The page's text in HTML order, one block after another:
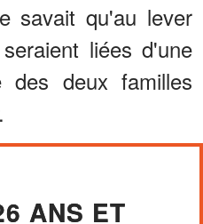
savait qu'au lever
liées d'une
des deux familles
ANS ET